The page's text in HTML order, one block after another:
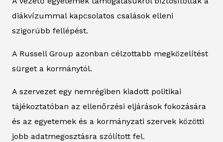
diákvízummal kapcsolatos csalások elleni
szigorúbb fellépést.
A Russell Group azonban célzottabb megközelítést
sürget a kormánytól.
A szervezet egy nemrégiben kiadott politikai
tájékoztatóban az ellenőrzési eljárások fokozására
és az egyetemek és a kormányzati szervek közötti
jobb adatmegosztásra szólított fel.